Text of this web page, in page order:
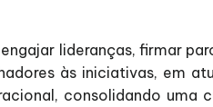
lideranças, firmar
às iniciativas, em
consolidando uma